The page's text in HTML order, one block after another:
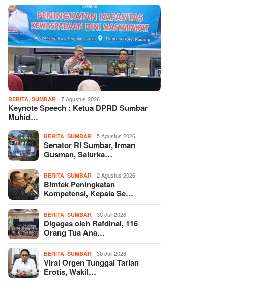
BERITA ,SUMBAR 7 Agustus 2026
Keynote Speech : Ketua DPRD Sumbar
Muhid…
BERITA ,SUMBAR 5 Agustus 2026
Senator RI Sumbar, Irman
Gusman, Salurka…
BERITA ,SUMBAR 2 Agustus 2026
Bimtek Peningkatan
Kompetensi, Kepala Se…
BERITA ,SUMBAR 30 Juli 2026
Digagas oleh Rafdinal, 116
Orang Tua Ana…
BERITA ,SUMBAR 30 Juli 2026
Viral Orgen Tunggal Tarian
Erotis, Wakil…